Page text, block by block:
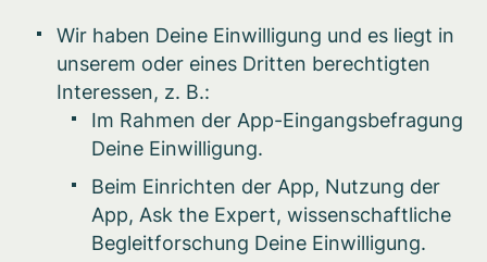
Wir haben Deine Einwilligung und es liegt in
unserem oder eines Dritten berechtigten
Interessen, z. B.:
Im Rahmen der App-Eingangsbefragung
Deine Einwilligung.
Beim Einrichten der App, Nutzung der
App, Ask the Expert, wissenschaftliche
Begleitforschung Deine Einwilligung.